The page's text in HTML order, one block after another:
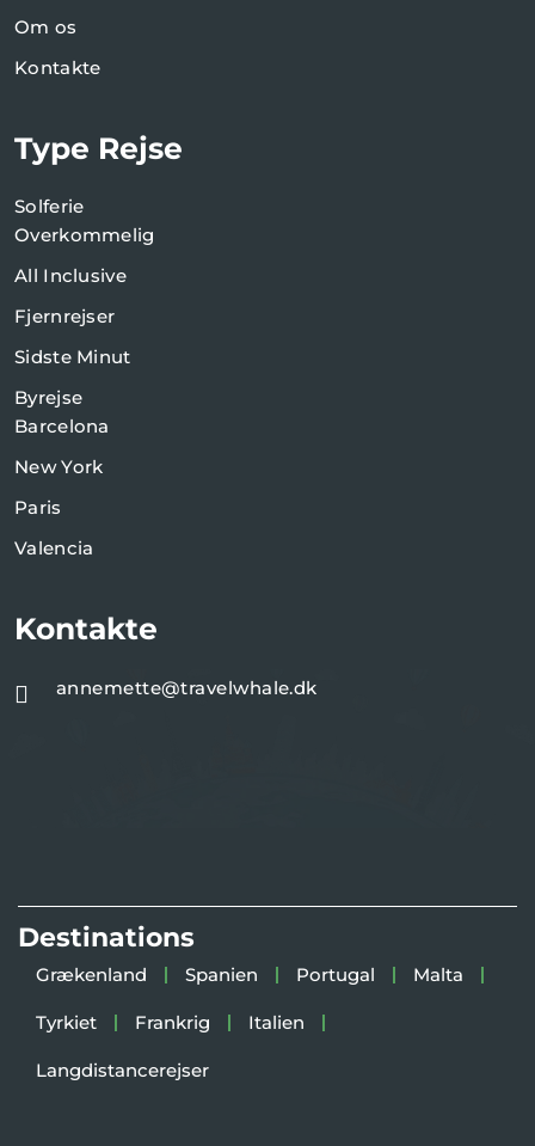
Om os
Kontakte
Type Rejse
Solferie
Overkommelig
All Inclusive
Fjernrejser
Sidste Minut
Byrejse
Barcelona
New York
Paris
Valencia
Kontakte
annemette@travelwhale.dk
Destinations
Grækenland Spanien Portugal Malta
Tyrkiet Frankrig Italien
Langdistancerejser